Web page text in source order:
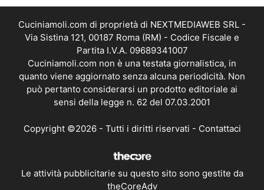
Cuciniamoli.com di proprietà di NEXTMEDIAWEB SRL -
Via Sistina 121, 00187 Roma (RM) - Codice Fiscale e
Partita I.V.A. 09689341007
Cuciniamoli.com non è una testata giornalistica, in
quanto viene aggiornato senza alcuna periodicità. Non
può pertanto considerarsi un prodotto editoriale ai
sensi della legge n. 62 del 07.03.2001
Copyright ©2026 - Tutti i diritti riservati - Contattaci
Le attività pubblicitarie su questo sito sono gestite da
theCoreAdv